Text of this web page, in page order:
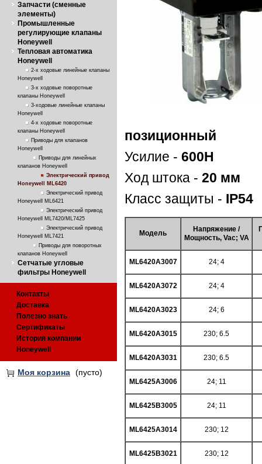
Запчасти (сменные
элементы)
Промышленные
регулирующие клапаны
Honeywell
Тепловая автоматика
Honeywell
2-х ходовые линейные клапаны
Honeywell
3-х ходовые поворотные
клапаны Honeywell
3-ходовые линейные клапаны
Honeywell
4-х ходовые поворотные
клапаны Honeywell
Приводы для клапанов
Honeywell
Приводы для линейных
клапанов Honeywell
Электрический привод
Honeywell ML6420
Электрический привод
Honeywell ML6421
Электрический привод
Honeywell ML7420/ML7425
Электрический привод
Honeywell ML7421
Приводы для поворотных
клапанов Honeywell
Сетчатые угловые
фильтры Honeywell
Контакты
Доставка
Полезно знать
Сертификаты
История компании
Honeywell
Моя корзина (пусто)
позиционный
Усилие - 600Н
Ход штока - 20 мм
Класс защиты - IP54
Модель
Напряжение /
Мощность, Vac; VA
ML6420A3007 24; 4
ML6420A3072 24; 4
ML6420A3023 24; 6
ML6420A3015 230; 6.5
ML6420A3031 230; 6.5
ML6425A3006 24; 11
ML6425B3005 24; 11
ML6425A3014 230; 12
ML6425B3021 230; 12